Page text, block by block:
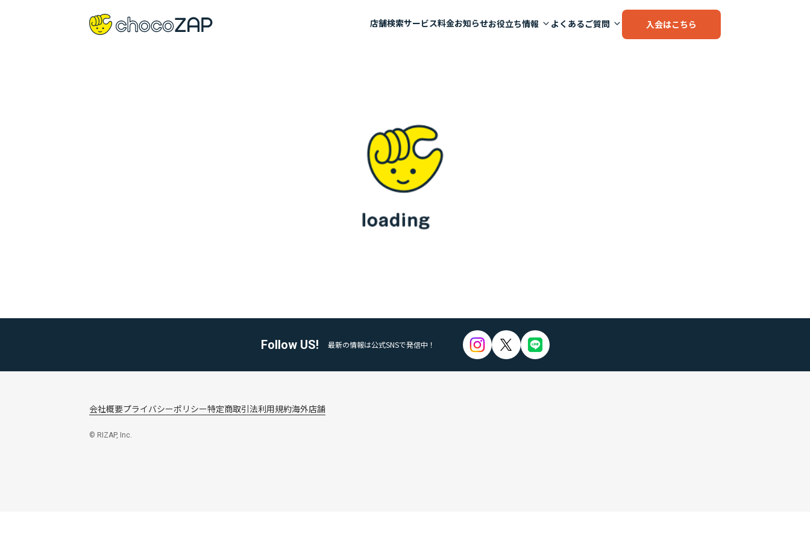
店舗検索サービス料金お知らせお役立ち情報 よくあるご質問 入会はこちら
Follow US! 最新の情報は公式SNSで発信中！
会社概要プライバシーポリシー特定商取引法利用規約海外店舗
© RIZAP, Inc.